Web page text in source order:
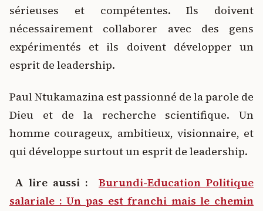
sérieuses et compétentes. Ils doivent
nécessairement collaborer avec des gens
expérimentés et ils doivent développer un
esprit de leadership.
Paul Ntukamazina est passionné de la parole de
Dieu et de la recherche scientifique. Un
homme courageux, ambitieux, visionnaire, et
qui développe surtout un esprit de leadership.
A lire aussi : Burundi-Education Politique
salariale : Un pas est franchi mais le chemin